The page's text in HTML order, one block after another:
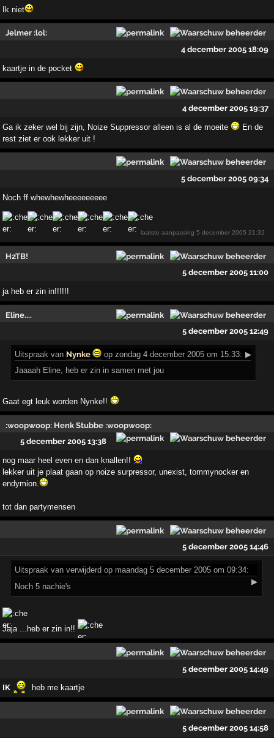
Ik niet
Jelmer :lol:
4 december 2005 18:09
kaartje in de pocket
4 december 2005 19:37
Ga ik zeker wel bij zijn, Noize Suppressor alleen is al de moeite
En de
rest ziet er ook lekker uit !
5 december 2005 09:34
Noch ff whewhewheeeeeeeee
laatste aanpassing5 december 2005 21:32
H2TB!
5 december 2005 11:00
ja heb er zin in!!!!!!
Eline....
5 december 2005 12:49
Uitspraak van Nynke op zondag 4 december 2005 om 15:33: ▶
Jaaaah Eline, heb er zin in samen met jou
Gaat egt leuk worden Nynke!!
:woopwoop: Henk Stubbe :woopwoop:
5 december 2005 13:38
nog maar heel even en dan knallen!!
lekker uit je plaat gaan op noize surpressor, unexist, tommynocker en
endymion.
tot dan partymensen
5 december 2005 14:46
Uitspraak van verwijderd op maandag 5 december 2005 om 09:34:
▶
Noch 5 nachie's
Jaja ...heb er zin in!!
5 december 2005 14:49
IK heb me kaartje
5 december 2005 14:58